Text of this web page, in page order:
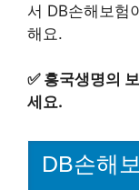
서 DB손해보험
해요.
✅ 흥국생명의
세요.
DB손해